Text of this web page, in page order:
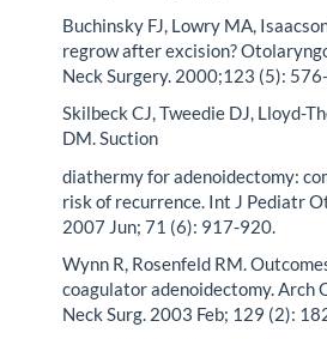
Buchinsky FJ, Lowry MA,
regrow after excision?
Neck Surgery. 2000;123 (5):
Skilbeck CJ, Tweedie DJ, Lloyd-
DM. Suction
diathermy for adenoidectomy:
risk of recurrence. Int J Pediatr
2007 Jun; 71 (6): 917-920.
Wynn R, Rosenfeld RM.
coagulator adenoidectomy. Arch
Neck Surg. 2003 Feb; 129 (2):